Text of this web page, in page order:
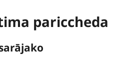
pariccheda